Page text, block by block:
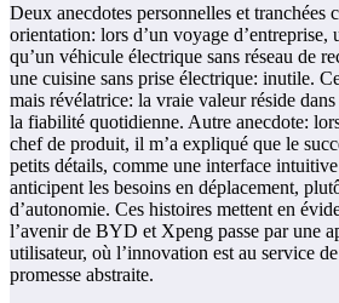
Deux anecdotes personnelles et tranchées
orientation: lors d’un voyage d’entreprise,
qu’un véhicule électrique sans réseau de
une cuisine sans prise électrique: inutile.
mais révélatrice: la vraie valeur réside
la fiabilité quotidienne. Autre anecdote:
chef de produit, il m’a expliqué que le
petits détails, comme une interface
anticipent les besoins en déplacement,
d’autonomie. Ces histoires mettent en
l’avenir de BYD et Xpeng passe par une
utilisateur, où l’innovation est au service
promesse abstraite.